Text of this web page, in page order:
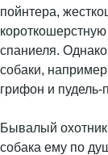
пойнтера,
спаниеля.
собаки,
грифон и пудель-
Бывалый
собака ему по